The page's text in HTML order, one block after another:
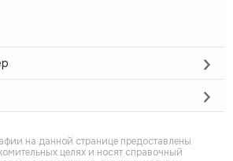
на данной странице предоставлены
целях и носят справочный